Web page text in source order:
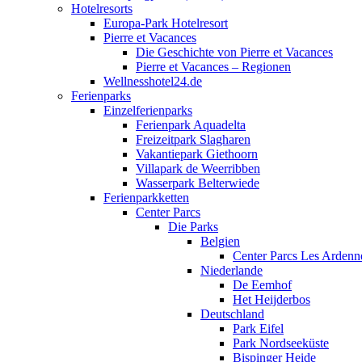
Hotelresorts
Europa-Park Hotelresort
Pierre et Vacances
Die Geschichte von Pierre et Vacances
Pierre et Vacances – Regionen
Wellnesshotel24.de
Ferienparks
Einzelferienparks
Ferienpark Aquadelta
Freizeitpark Slagharen
Vakantiepark Giethoorn
Villapark de Weerribben
Wasserpark Belterwiede
Ferienparkketten
Center Parcs
Die Parks
Belgien
Center Parcs Les
Niederlande
De Eemhof
Het Heijderbos
Deutschland
Park Eifel
Park Nordseeküste
Bispinger Heide